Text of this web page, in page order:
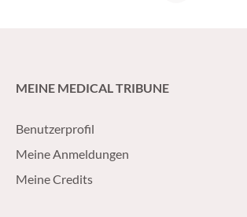
MEINE MEDICAL TRIBUNE
Benutzerprofil
Meine Anmeldungen
Meine Credits